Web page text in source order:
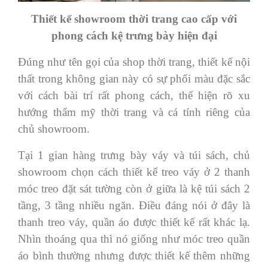
Thiết kế showroom thời trang cao cấp với
phong cách kệ trưng bày hiện đại
Đúng như tên gọi của shop thời trang, thiết kế nội
thất trong không gian này có sự phối màu đặc sắc
với cách bài trí rất phong cách, thể hiện rõ xu
hướng thẩm mỹ thời trang và cá tính riêng của
chủ showroom.
Tại 1 gian hàng trưng bày váy và túi sách, chủ
showroom chọn cách thiết kế treo váy ở 2 thanh
móc treo đặt sát tường còn ở giữa là kệ túi sách 2
tầng, 3 tầng nhiều ngăn. Điều đáng nói ở đây là
thanh treo váy, quần áo được thiết kế rất khác lạ.
Nhìn thoáng qua thì nó giống như móc treo quần
áo bình thường nhưng được thiết kế thêm những